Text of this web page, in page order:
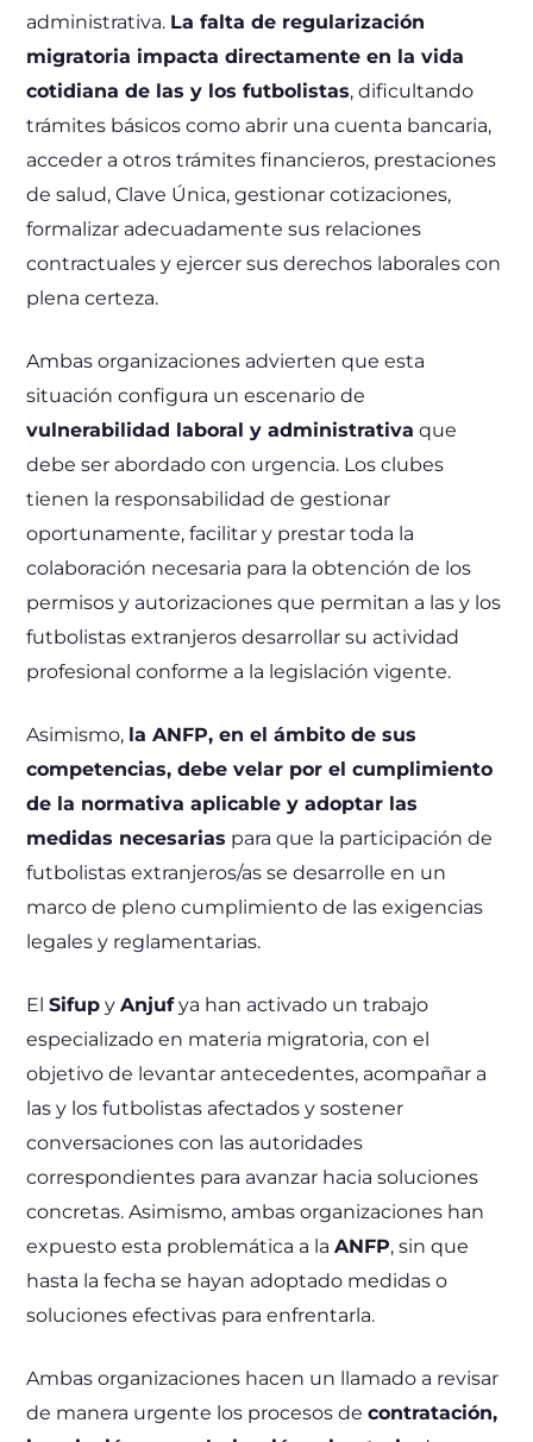
administrativa. La falta de regularización
migratoria impacta directamente en la vida
cotidiana de las y los futbolistas, dificultando
trámites básicos como abrir una cuenta bancaria,
acceder a otros trámites financieros, prestaciones
de salud, Clave Única, gestionar cotizaciones,
formalizar adecuadamente sus relaciones
contractuales y ejercer sus derechos laborales con
plena certeza.
Ambas organizaciones advierten que esta
situación configura un escenario de
vulnerabilidad laboral y administrativa que
debe ser abordado con urgencia. Los clubes
tienen la responsabilidad de gestionar
oportunamente, facilitar y prestar toda la
colaboración necesaria para la obtención de los
permisos y autorizaciones que permitan a las y los
futbolistas extranjeros desarrollar su actividad
profesional conforme a la legislación vigente.
Asimismo, la ANFP, en el ámbito de sus
competencias, debe velar por el cumplimiento
de la normativa aplicable y adoptar las
medidas necesarias para que la participación de
futbolistas extranjeros/as se desarrolle en un
marco de pleno cumplimiento de las exigencias
legales y reglamentarias.
ElSifup yAnjufya han activado un trabajo
especializado en materia migratoria, con el
objetivo de levantar antecedentes, acompañar a
las y los futbolistas afectados y sostener
conversaciones con las autoridades
correspondientes para avanzar hacia soluciones
concretas. Asimismo, ambas organizaciones han
expuesto esta problemática a laANFP, sin que
hasta la fecha se hayan adoptado medidas o
soluciones efectivas para enfrentarla.
Ambas organizaciones hacen un llamado a revisar
de manera urgente los procesos decontratación,